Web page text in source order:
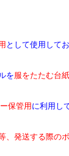
として使用してお
を服をたたむ台紙
保管用に利用し
、発送する際の